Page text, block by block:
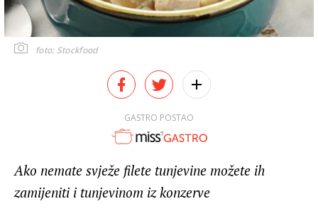
foto: Stockfood
GASTRO POSTAO
Ako nemate svježe filete tunjevine možete ih
zamijeniti i tunjevinom iz konzerve